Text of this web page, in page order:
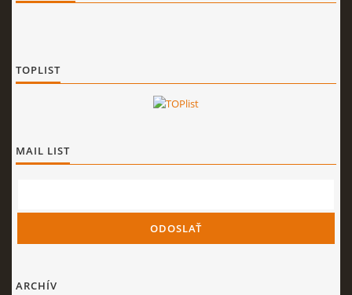
TOPLIST
MAIL LIST
ARCHÍV